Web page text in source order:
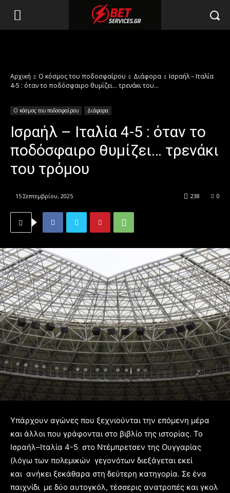
Αρχική Ο κόσμος του ποδοσφαίρου Διάφορα
Ισραήλ – Ιταλία
4-5 : όταν το ποδόσφαιρο θυμίζει… τρενάκι του...
Ο κόσμος του ποδοσφαίρου Διάφορα
Ισραήλ – Ιταλία 4-5 : όταν το
ποδόσφαιρο θυμίζει… τρενάκι
του τρόμου
15 Σεπτεμβρίου, 2025 0
238
Υπάρχουν αγώνες που ξεχνιούνται την επόμενη μέρα
και άλλοι που γράφονται στο βιβλίο της ιστορίας. Το
Ισραήλ–Ιταλία 4-5 στο Ντέμπρετσεν της Ουγγαρίας
(λόγω των πολεμικών γεγονότων διεξάγεται εκεί
και ανήκει ξεκάθαρα στη δεύτερη κατηγορία. Σε ένα
παιχνίδι με δύο αυτογκόλ, τέσσερις ανατροπές και γκολ